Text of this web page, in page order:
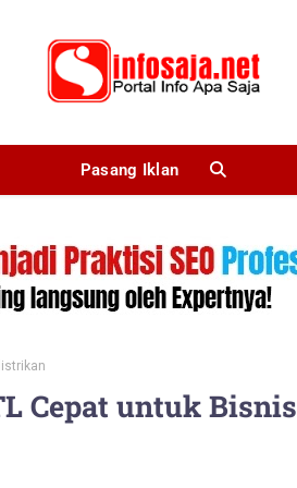
Pasang Iklan
Cepat untuk Bisnis